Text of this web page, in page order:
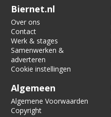
Verification code:
Biernet.nl
Over ons
Contact
Werk & stages
Samenwerken &
adverteren
Cookie instellingen
Algemeen
Algemene Voorwaarden
Copyright